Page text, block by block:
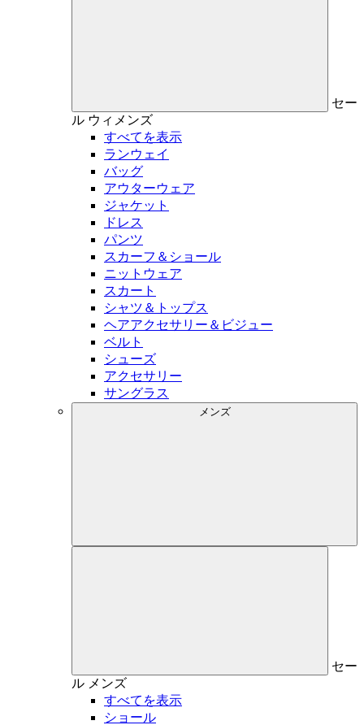
セー
ル ウィメンズ
すべてを表示
ランウェイ
バッグ
アウターウェア
ジャケット
ドレス
パンツ
スカーフ＆ショール
ニットウェア
スカート
シャツ＆トップス
ヘアアクセサリー＆ビジュー
ベルト
シューズ
アクセサリー
サングラス
メンズ
セー
ル メンズ
すべてを表示
ショール